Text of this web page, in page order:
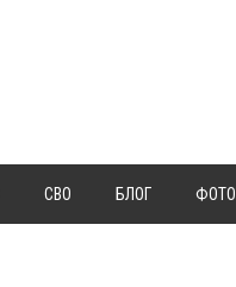
СВО БЛОГ ФОТО